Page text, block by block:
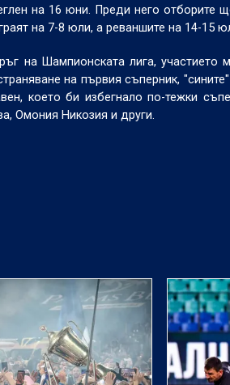
на 16 юни. Преди него отборите
на 7-8 юли, а реваншите на 14-15
на Шампионската лига,
на първия съперник,
което би избегнало по-тежки
Омония Никозия и други.